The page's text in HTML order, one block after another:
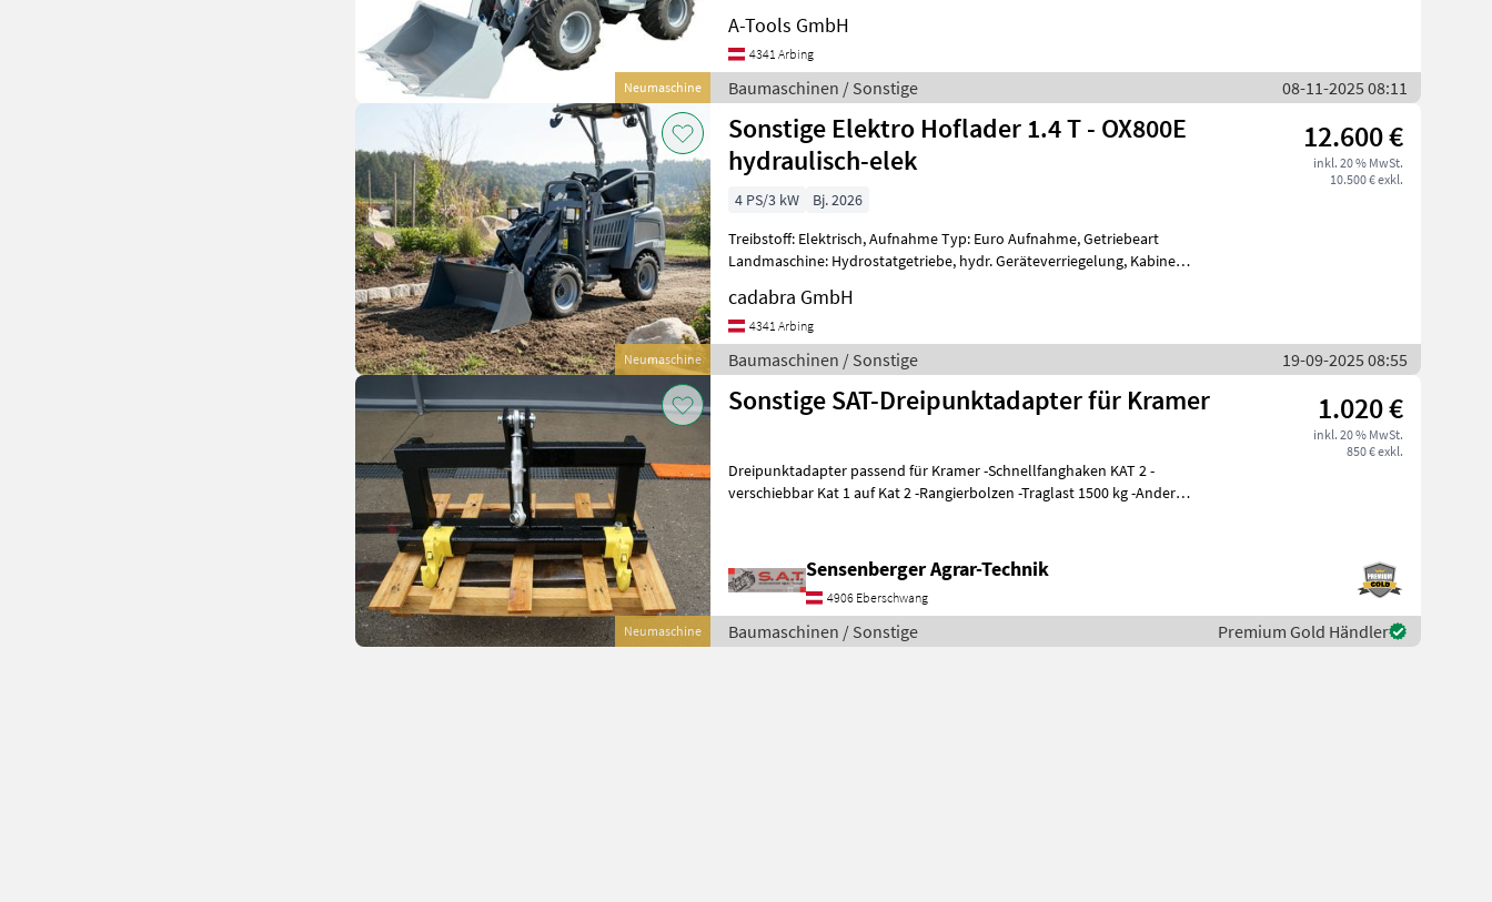
Neumaschine
A-Tools GmbH
4341 Arbing
Baumaschinen / Sonstige 08-11-2025 08:11
Neumaschine
Sonstige Elektro Hoflader 1.4 T - OX800E
hydraulisch-elek
12.600 €
inkl. 20 % MwSt.
10.500 € exkl.
4 PS/3 kW
Bj. 2026
Treibstoff: Elektrisch, Aufnahme Typ: Euro Aufnahme, Getriebeart
Landmaschine: Hydrostatgetriebe, hydr. Geräteverriegelung, Kabine,
cadabra GmbH
4341 Arbing
Baumaschinen / Sonstige 19-09-2025 08:55
Neumaschine
Sonstige SAT-Dreipunktadapter für Kramer 1.020 €
inkl. 20 % MwSt.
850 € exkl.
Dreipunktadapter passend für Kramer -Schnellfanghaken KAT 2 -
verschiebbar Kat 1 auf Kat 2 -Rangierbolzen -Traglast 1500 kg -Andere
Sensenberger Agrar-Technik
4906 Eberschwang
Baumaschinen / Sonstige Premium Gold Händler